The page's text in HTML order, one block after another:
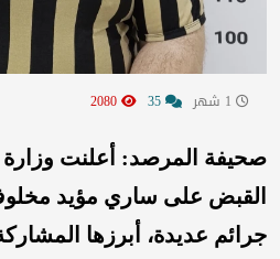
صحيفة المرصد: أعلنت وزارة
القبض على ساري مؤيد
جرائم عديدة، أبرزها